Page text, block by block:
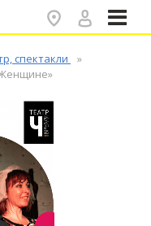
спектакли